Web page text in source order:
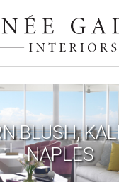
BLUSH,
NAPLES